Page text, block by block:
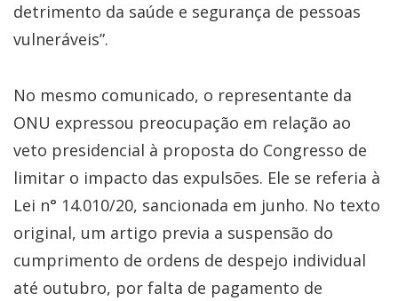
detrimento da saúde e segurança de pessoas
vulneráveis”.
No mesmo comunicado, o representante da
ONU expressou preocupação em relação ao
veto presidencial à proposta do Congresso de
limitar o impacto das expulsões. Ele se referia à
Lei n° 14.010/20, sancionada em junho. No texto
original, um artigo previa a suspensão do
cumprimento de ordens de despejo individual
até outubro, por falta de pagamento de